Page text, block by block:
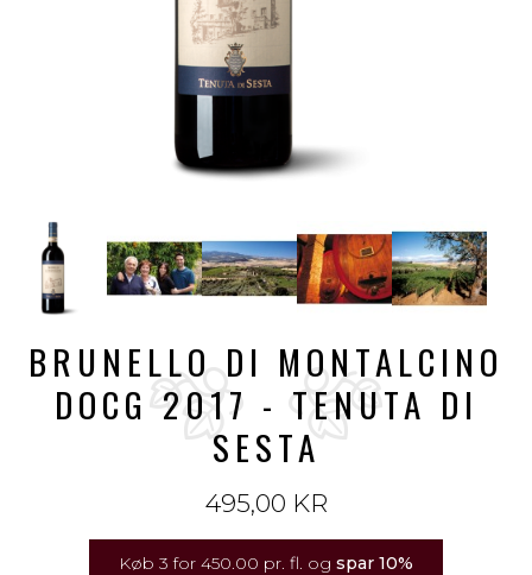
BRUNELLO DI MONTALCINO
DOCG 2017 - TENUTA DI
SESTA
495,00 KR
Køb 3 for 450.00 pr. fl. og spar 10%